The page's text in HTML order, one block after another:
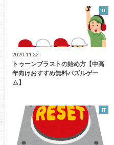
IT
2020.11.22
トゥーンブラストの始め方【中高
年向けおすすめ無料パズルゲー
ム】
IT